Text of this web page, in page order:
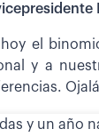
hoy el
y a
y un año